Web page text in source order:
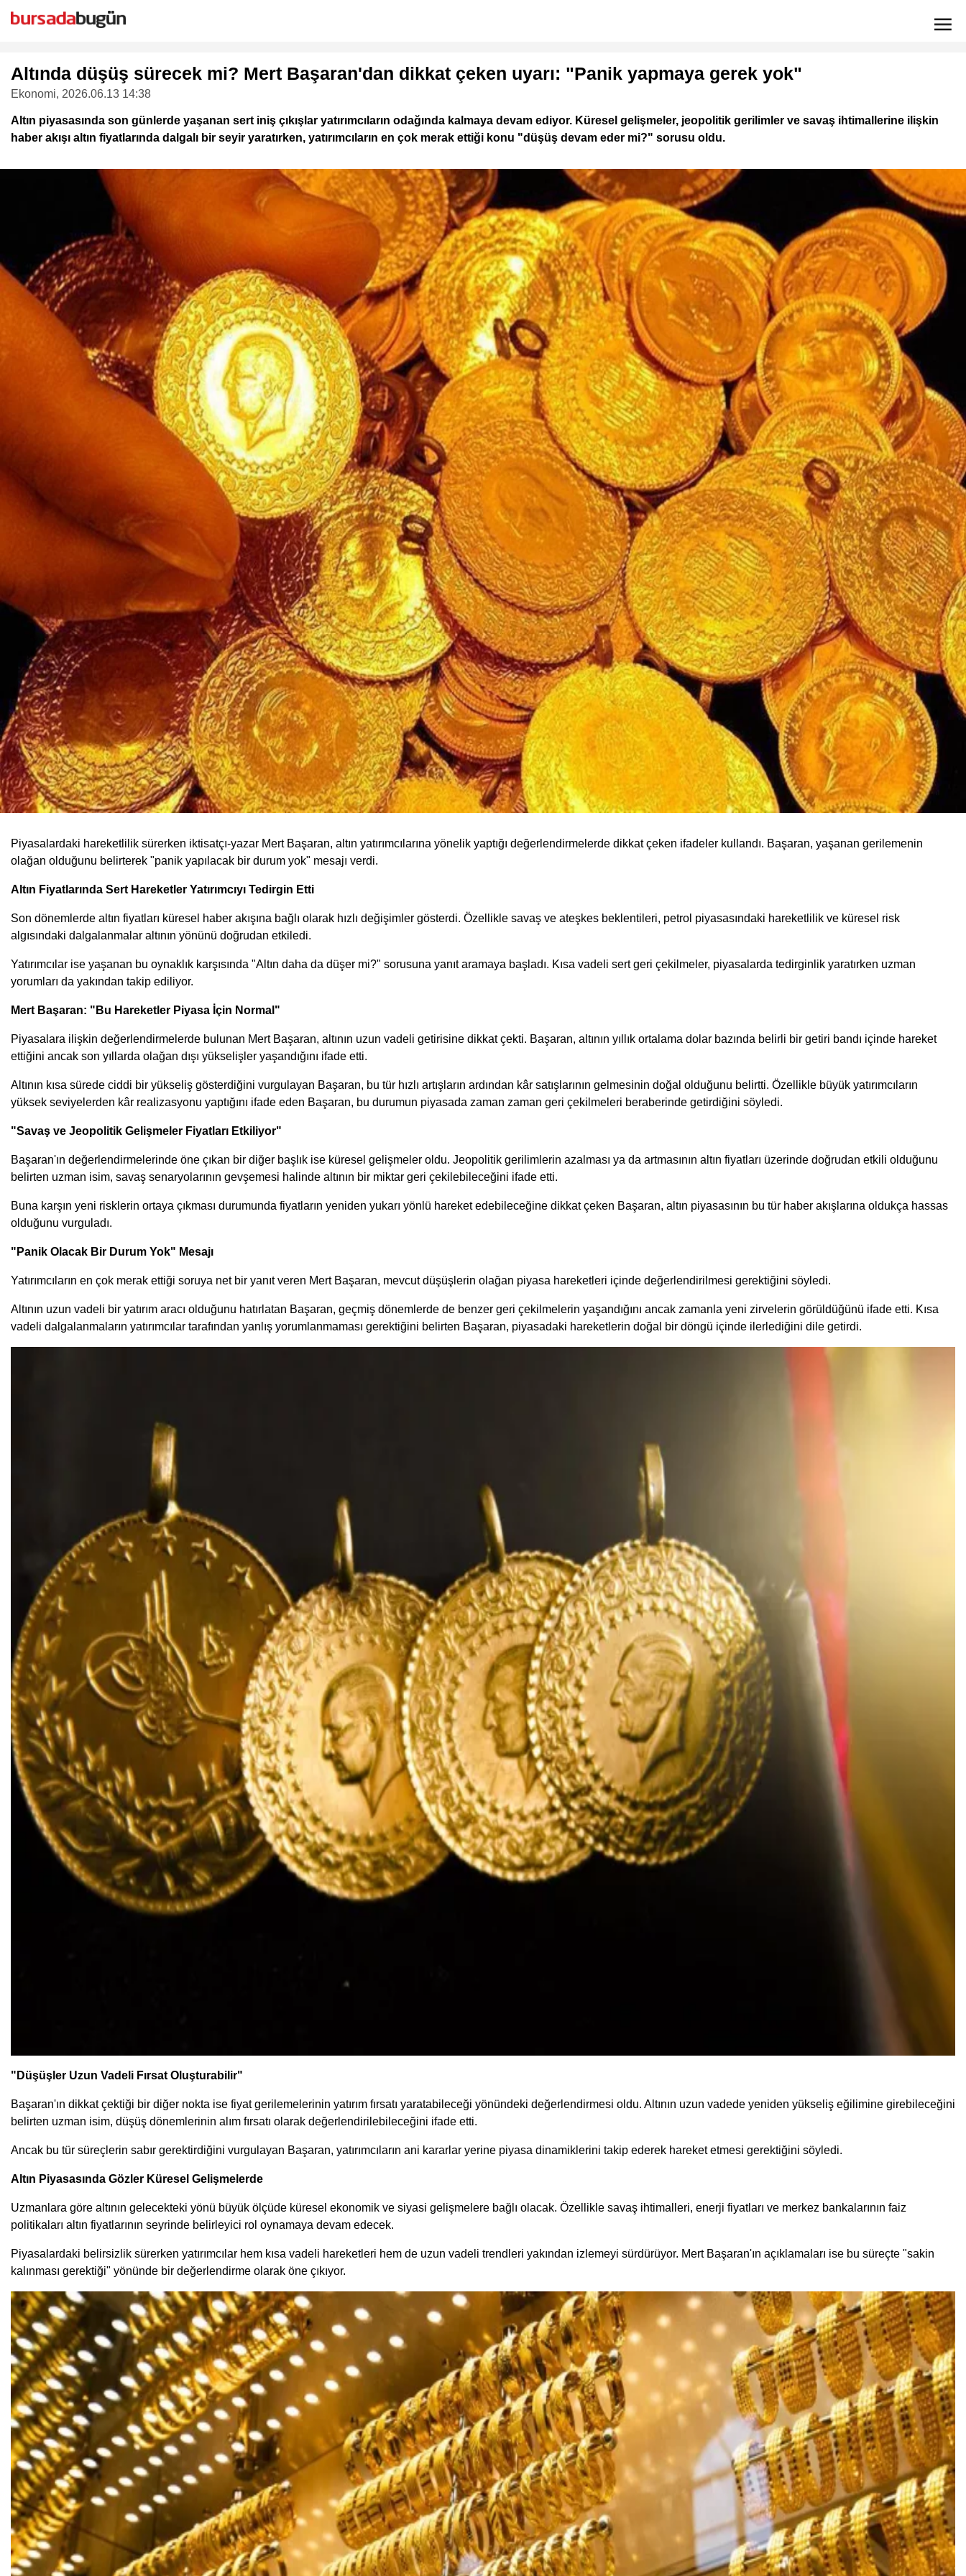
Altında düşüş sürecek mi? Mert Başaran'dan dikkat çeken uyarı: "Panik yapmaya gerek yok"
Ekonomi, 2026.06.13 14:38
Altın piyasasında son günlerde yaşanan sert iniş çıkışlar yatırımcıların odağında kalmaya devam ediyor. Küresel gelişmeler, jeopolitik gerilimler ve savaş ihtimallerine ilişkin
haber akışı altın fiyatlarında dalgalı bir seyir yaratırken, yatırımcıların en çok merak ettiği konu "düşüş devam eder mi?" sorusu oldu.
Piyasalardaki hareketlilik sürerken iktisatçı-yazar Mert Başaran, altın yatırımcılarına yönelik yaptığı değerlendirmelerde dikkat çeken ifadeler kullandı. Başaran, yaşanan gerilemenin
olağan olduğunu belirterek "panik yapılacak bir durum yok" mesajı verdi.
Altın Fiyatlarında Sert Hareketler Yatırımcıyı Tedirgin Etti
Son dönemlerde altın fiyatları küresel haber akışına bağlı olarak hızlı değişimler gösterdi. Özellikle savaş ve ateşkes beklentileri, petrol piyasasındaki hareketlilik ve küresel risk
algısındaki dalgalanmalar altının yönünü doğrudan etkiledi.
Yatırımcılar ise yaşanan bu oynaklık karşısında "Altın daha da düşer mi?" sorusuna yanıt aramaya başladı. Kısa vadeli sert geri çekilmeler, piyasalarda tedirginlik yaratırken uzman
yorumları da yakından takip ediliyor.
Mert Başaran: "Bu Hareketler Piyasa İçin Normal"
Piyasalara ilişkin değerlendirmelerde bulunan Mert Başaran, altının uzun vadeli getirisine dikkat çekti. Başaran, altının yıllık ortalama dolar bazında belirli bir getiri bandı içinde hareket
ettiğini ancak son yıllarda olağan dışı yükselişler yaşandığını ifade etti.
Altının kısa sürede ciddi bir yükseliş gösterdiğini vurgulayan Başaran, bu tür hızlı artışların ardından kâr satışlarının gelmesinin doğal olduğunu belirtti. Özellikle büyük yatırımcıların
yüksek seviyelerden kâr realizasyonu yaptığını ifade eden Başaran, bu durumun piyasada zaman zaman geri çekilmeleri beraberinde getirdiğini söyledi.
"Savaş ve Jeopolitik Gelişmeler Fiyatları Etkiliyor"
Başaran'ın değerlendirmelerinde öne çıkan bir diğer başlık ise küresel gelişmeler oldu. Jeopolitik gerilimlerin azalması ya da artmasının altın fiyatları üzerinde doğrudan etkili olduğunu
belirten uzman isim, savaş senaryolarının gevşemesi halinde altının bir miktar geri çekilebileceğini ifade etti.
Buna karşın yeni risklerin ortaya çıkması durumunda fiyatların yeniden yukarı yönlü hareket edebileceğine dikkat çeken Başaran, altın piyasasının bu tür haber akışlarına oldukça hassas
olduğunu vurguladı.
"Panik Olacak Bir Durum Yok" Mesajı
Yatırımcıların en çok merak ettiği soruya net bir yanıt veren Mert Başaran, mevcut düşüşlerin olağan piyasa hareketleri içinde değerlendirilmesi gerektiğini söyledi.
Altının uzun vadeli bir yatırım aracı olduğunu hatırlatan Başaran, geçmiş dönemlerde de benzer geri çekilmelerin yaşandığını ancak zamanla yeni zirvelerin görüldüğünü ifade etti. Kısa
vadeli dalgalanmaların yatırımcılar tarafından yanlış yorumlanmaması gerektiğini belirten Başaran, piyasadaki hareketlerin doğal bir döngü içinde ilerlediğini dile getirdi.
"Düşüşler Uzun Vadeli Fırsat Oluşturabilir"
Başaran'ın dikkat çektiği bir diğer nokta ise fiyat gerilemelerinin yatırım fırsatı yaratabileceği yönündeki değerlendirmesi oldu. Altının uzun vadede yeniden yükseliş eğilimine girebileceğini
belirten uzman isim, düşüş dönemlerinin alım fırsatı olarak değerlendirilebileceğini ifade etti.
Ancak bu tür süreçlerin sabır gerektirdiğini vurgulayan Başaran, yatırımcıların ani kararlar yerine piyasa dinamiklerini takip ederek hareket etmesi gerektiğini söyledi.
Altın Piyasasında Gözler Küresel Gelişmelerde
Uzmanlara göre altının gelecekteki yönü büyük ölçüde küresel ekonomik ve siyasi gelişmelere bağlı olacak. Özellikle savaş ihtimalleri, enerji fiyatları ve merkez bankalarının faiz
politikaları altın fiyatlarının seyrinde belirleyici rol oynamaya devam edecek.
Piyasalardaki belirsizlik sürerken yatırımcılar hem kısa vadeli hareketleri hem de uzun vadeli trendleri yakından izlemeyi sürdürüyor. Mert Başaran'ın açıklamaları ise bu süreçte "sakin
kalınması gerektiği" yönünde bir değerlendirme olarak öne çıkıyor.